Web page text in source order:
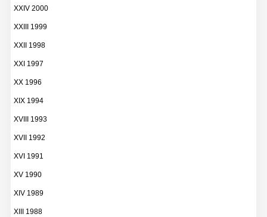
XXIV 2000
XXIII 1999
XXII 1998
XXI 1997
XX 1996
XIX 1994
XVIII 1993
XVII 1992
XVI 1991
XV 1990
XIV 1989
XIII 1988